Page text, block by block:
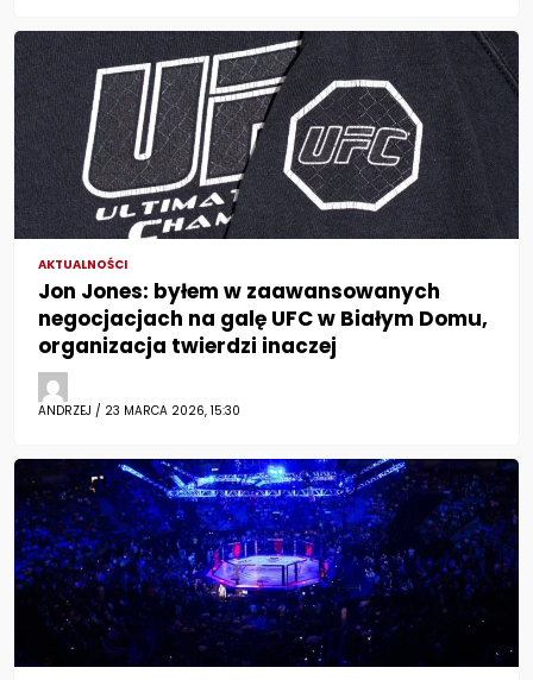
AKTUALNOŚCI
Jon Jones: byłem w zaawansowanych
negocjacjach na galę UFC w Białym Domu,
organizacja twierdzi inaczej
ANDRZEJ / 23 MARCA 2026, 15:30